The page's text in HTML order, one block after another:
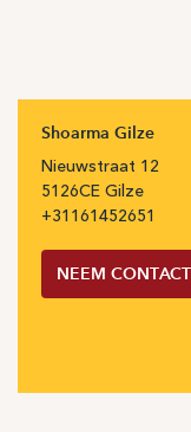
Shoarma Gilze
Nieuwstraat 12
5126CE Gilze
+31 161452651
NEEM